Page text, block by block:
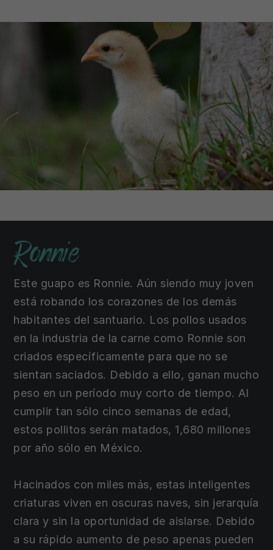
Ronnie
Este guapo es Ronnie. Aún siendo muy joven
está robando los corazones de los demás
habitantes del santuario. Los pollos usados
en la industria de la carne como Ronnie son
criados específicamente para que no se
sientan saciados. Debido a ello, ganan mucho
peso en un período muy corto de tiempo. Al
cumplir tan sólo cinco semanas de edad,
estos pollitos serán matados, 1,680 millones
por año sólo en México.
Hacinados con miles más, estas inteligentes
criaturas viven en oscuras naves, sin jerarquía
clara y sin la oportunidad de aislarse. Debido
a su rápido aumento de peso apenas pueden